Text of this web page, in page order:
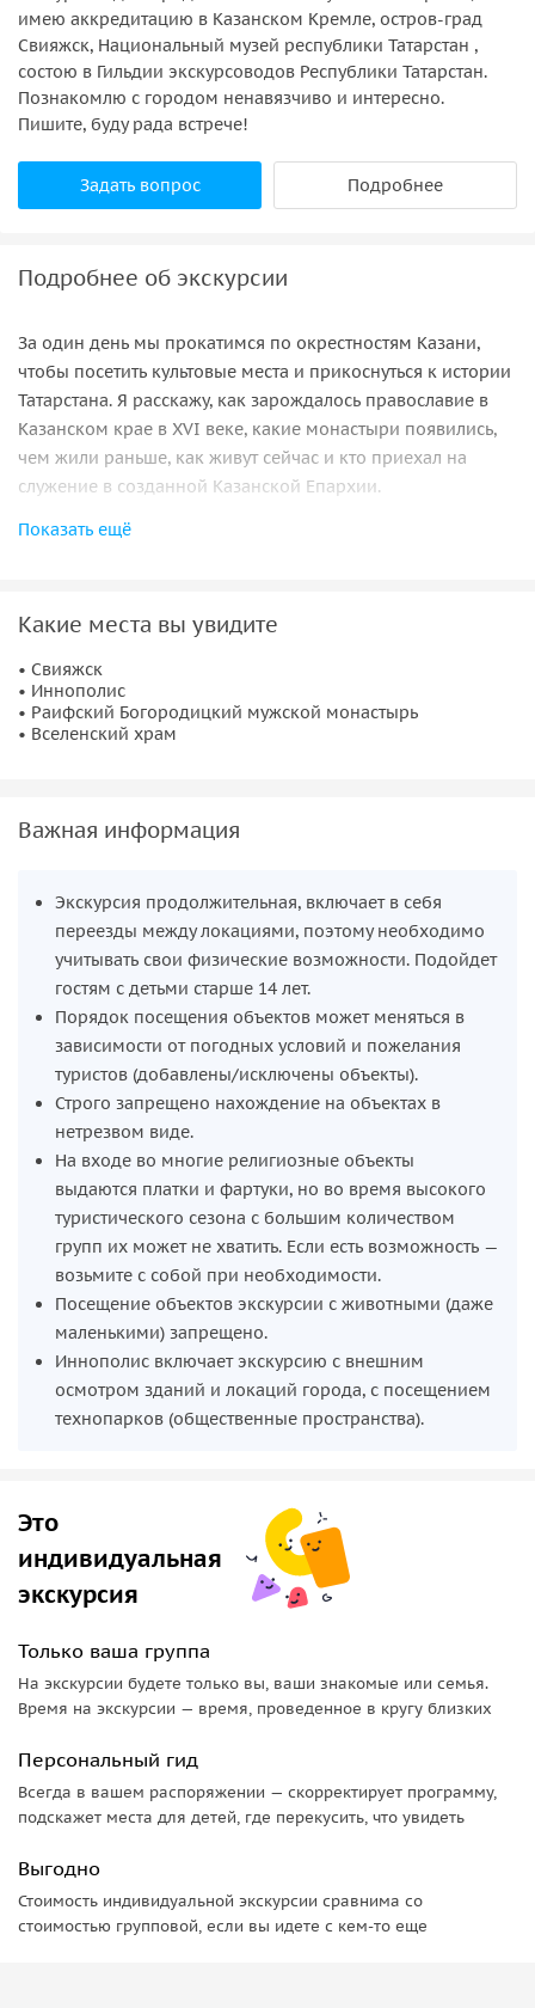
имею аккредитацию в Казанском Кремле, остров-град
Свияжск, Национальный музей республики Татарстан ,
состою в Гильдии экскурсоводов Республики Татарстан.
Познакомлю с городом ненавязчиво и интересно.
Пишите, буду рада встрече!
Задать вопрос Подробнее
Подробнее об экскурсии
За один день мы прокатимся по окрестностям Казани,
чтобы посетить культовые места и прикоснуться к истории
Татарстана. Я расскажу, как зарождалось православие в
Казанском крае в XVI веке, какие монастыри появились,
чем жили раньше, как живут сейчас и кто приехал на
служение в созданной Казанской Епархии.
Вы увидите:
в 1551 году. Знакомство с ним — возможность
многогранного познания прошлого нашей страны.
Успенский собор
развития: первоначальный, псковского зодчества
(XVI в.) и период барокко (XVIII в.);
псковскими зодчими;
здания уездного города, земской больницы,
военных казарм и купеческие усадьбы на
Раифский Богородицкий мужской монастырь,
основанный в 1613 году. Удивительное место, где
даже лягушки не квакают. Место паломничества, где
желают побывать гости вне зависимости от
— город будущего, где жизнь бежит
стремительно вперед, но каждый может там
побывать и окунутся в местную атмосферу;
(Храм всех религий), где никогда
не проходили религиозные службы — настоящий
арт-объект на берегу Волги.
Показать ещё
Какие места вы увидите
• Свияжск
• Иннополис
• Раифский Богородицкий мужской монастырь
• Вселенский храм
Важная информация
Экскурсия продолжительная, включает в себя
переезды между локациями, поэтому необходимо
учитывать свои физические возможности. Подойдет
гостям с детьми старше 14 лет.
Порядок посещения объектов может меняться в
зависимости от погодных условий и пожелания
туристов (добавлены/исключены объекты).
Строго запрещено нахождение на объектах в
нетрезвом виде.
На входе во многие религиозные объекты
выдаются платки и фартуки, но во время высокого
туристического сезона с большим количеством
групп их может не хватить. Если есть возможность —
возьмите с собой при необходимости.
Посещение объектов экскурсии с животными (даже
маленькими) запрещено.
Иннополис включает экскурсию с внешним
осмотром зданий и локаций города, с посещением
технопарков (общественные пространства).
Это
индивидуальная
экскурсия
Только ваша группа
На экскурсии будете только вы, ваши знакомые или семья.
Время на экскурсии — время, проведенное в кругу близких
Персональный гид
Всегда в вашем распоряжении — скорректирует программу,
подскажет места для детей, где перекусить, что увидеть
Выгодно
Стоимость индивидуальной экскурсии сравнима со
стоимостью групповой, если вы идете с кем-то еще